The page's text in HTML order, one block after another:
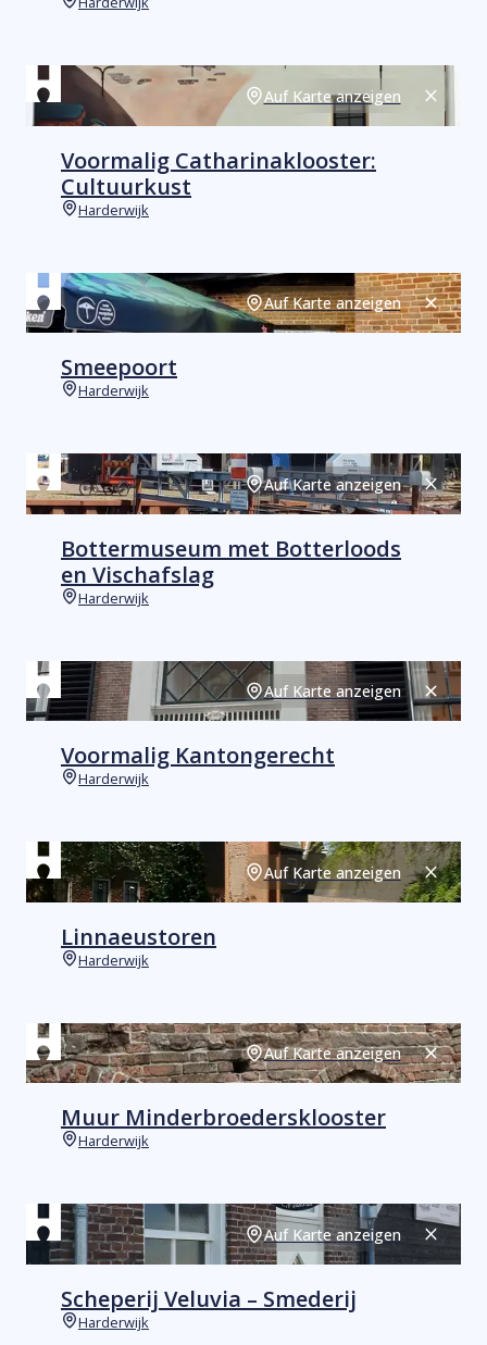
Auf Karte anzeigen
Voormalig Catharinaklooster:
Cultuurkust
Harderwijk
Auf Karte anzeigen
Smeepoort
Harderwijk
Auf Karte anzeigen
Bottermuseum met Botterloods
en Vischafslag
Harderwijk
Auf Karte anzeigen
Voormalig Kantongerecht
Harderwijk
Auf Karte anzeigen
Linnaeustoren
Harderwijk
Auf Karte anzeigen
Muur Minderbroedersklooster
Harderwijk
Auf Karte anzeigen
Scheperij Veluvia – Smederij
Harderwijk